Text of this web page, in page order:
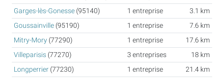
Garges-lès-Gonesse (95140) 1 entreprise
3.1 km
Goussainville (95190) 1 entreprise
7.6 km
Mitry-Mory (77290) 1 entreprise
17.6 km
Villeparisis (77270) 3 entreprises
18 km
Longperrier (77230) 1 entreprise
21.4 km